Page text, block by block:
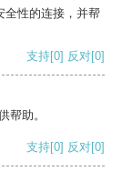
全性的连接，并帮
支持[0] 反对[0]
帮助。
支持[0] 反对[0]